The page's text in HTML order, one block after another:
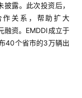
露。此次投资后，
作关系，帮助扩大
融资。EMDDI成立于
40个省市的3万辆出